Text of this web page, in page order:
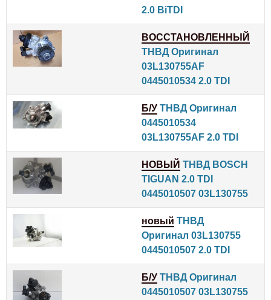
2.0 BiTDI
ВОССТАНОВЛЕННЫЙ
ТНВД Оригинал
03L130755AF
0445010534 2.0 TDI
Б/У ТНВД Оригинал
0445010534
03L130755AF 2.0 TDI
НОВЫЙ ТНВД BOSCH
TIGUAN 2.0 TDI
0445010507 03L130755
новый ТНВД
Оригинал 03L130755
0445010507 2.0 TDI
Б/У ТНВД Оригинал
0445010507 03L130755